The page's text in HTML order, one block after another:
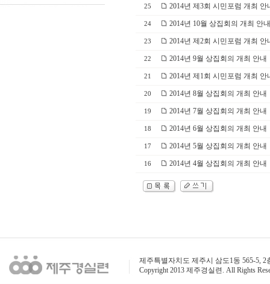
25 2014년 제3회 시민포럼 개최 안
24 2014년 10월 상집회의 개최 안내
23 2014년 제2회 시민포럼 개최 안
22 2014년 9월 상집회의 개최 안내
21 2014년 제1회 시민포럼 개최 안
20 2014년 8월 상집회의 개최 안내
19 2014년 7월 상집회의 개최 안내
18 2014년 6월 상집회의 개최 안내
17 2014년 5월 상집회의 개최 안내
16 2014년 4월 상집회의 개최 안내
제주특별자치도 제주시 삼도1동 565-5, 2
Copyright 2013 제주경실련. All Rights